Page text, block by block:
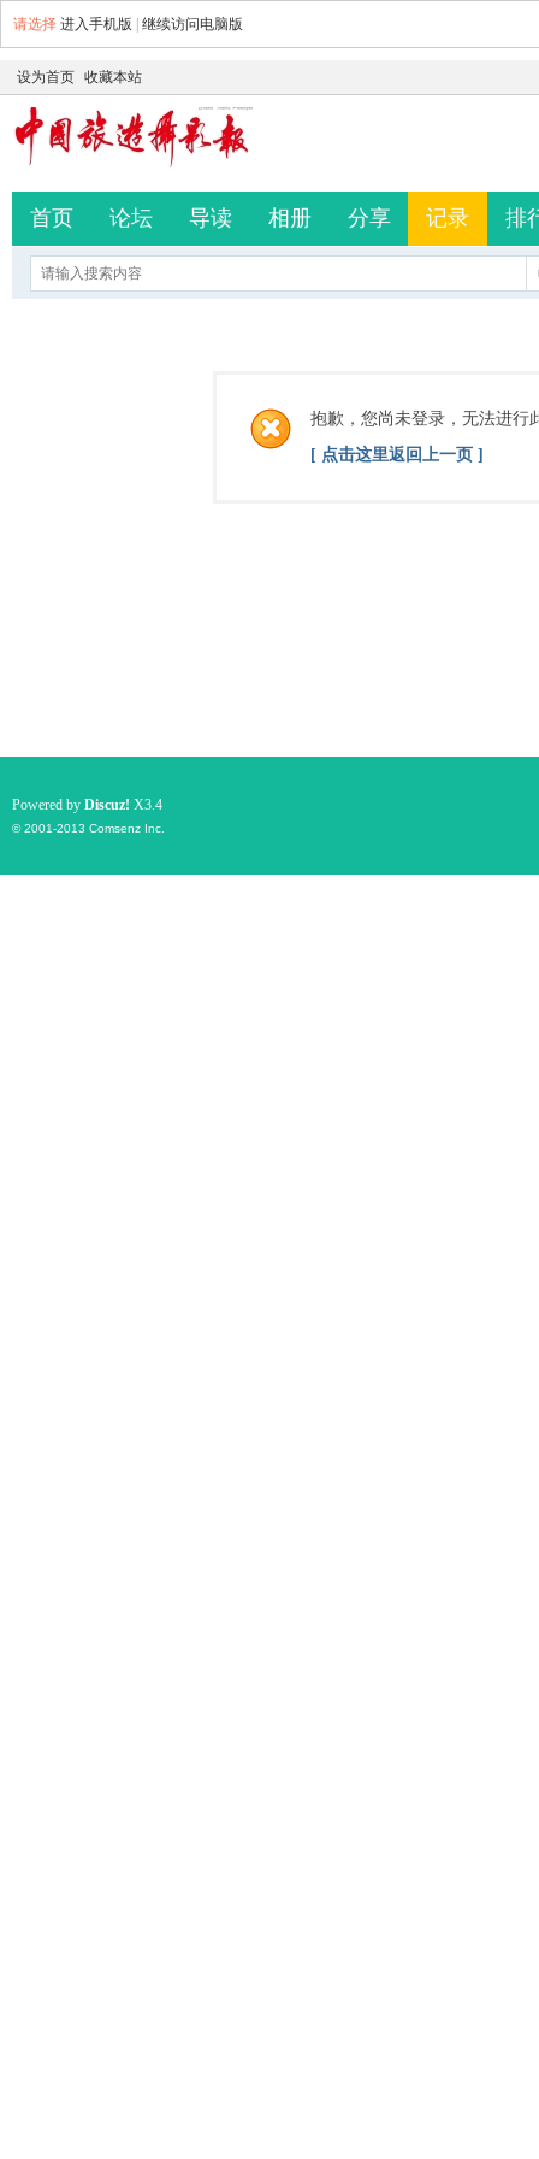
请选择 进入手机版 继续访问电脑版
设为首页 收藏本站
首页 论坛 导读 相册 分享 记录 排
抱歉，您尚未登录，无法进行
[ 点击这里返回上一页 ]
Powered by Discuz! X3.4
© 2001-2013 Comsenz Inc.